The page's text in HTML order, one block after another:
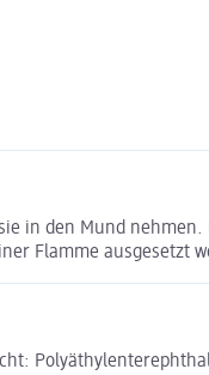
in den Mund
Flamme ausgesetzt